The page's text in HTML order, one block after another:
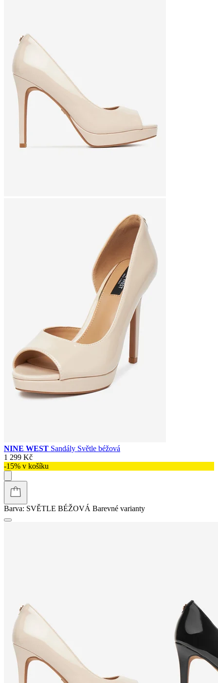
NINE WEST Sandály Světle béžová
1 299 Kč
-15% v košíku
Barva: SVĚTLE BÉŽOVÁ Barevné varianty